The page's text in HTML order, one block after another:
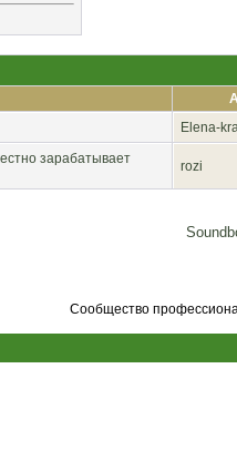
Elena-
зарабатывает
rozi
Сообщество